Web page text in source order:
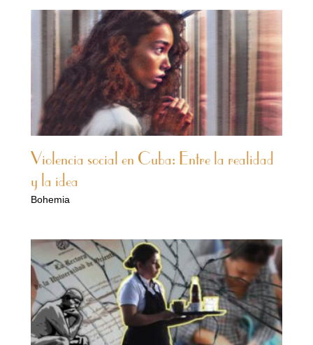
Violencia social en Cuba: Entre la realidad
y la idea
Bohemia